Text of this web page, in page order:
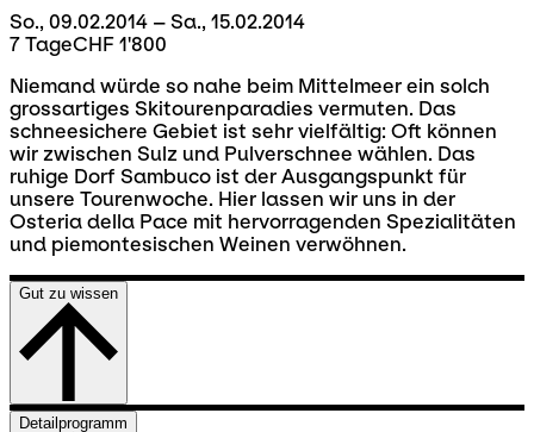
So., 09.02.2014 – Sa., 15.02.2014
7 TageCHF 1'800
Niemand würde so nahe beim Mittelmeer ein solch
grossartiges Skitourenparadies vermuten. Das
schneesichere Gebiet ist sehr vielfältig: Oft können
wir zwischen Sulz und Pulverschnee wählen. Das
ruhige Dorf Sambuco ist der Ausgangspunkt für
unsere Tourenwoche. Hier lassen wir uns in der
Osteria della Pace mit hervorragenden Spezialitäten
und piemontesischen Weinen verwöhnen.
Gut zu wissen
Detailprogramm